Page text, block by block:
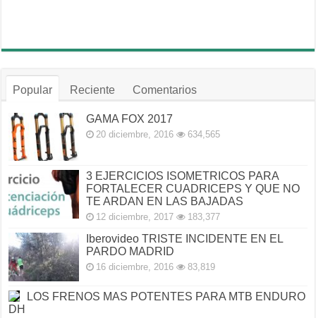
Popular Reciente Comentarios
GAMA FOX 2017
20 diciembre, 2016 634,565
3 EJERCICIOS ISOMETRICOS PARA
FORTALECER CUADRICEPS Y QUE NO
TE ARDAN EN LAS BAJADAS
12 diciembre, 2017 183,377
Iberovideo TRISTE INCIDENTE EN EL
PARDO MADRID
16 diciembre, 2016 83,819
LOS FRENOS MAS POTENTES PARA MTB ENDURO
DH